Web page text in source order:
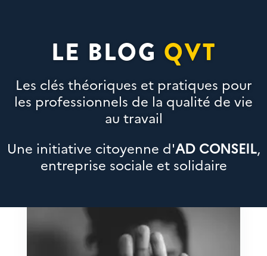
LE BLOG QVT
Les clés théoriques et pratiques pour
les professionnels de la qualité de vie
au travail
Une initiative citoyenne d'AD CONSEIL,
entreprise sociale et solidaire